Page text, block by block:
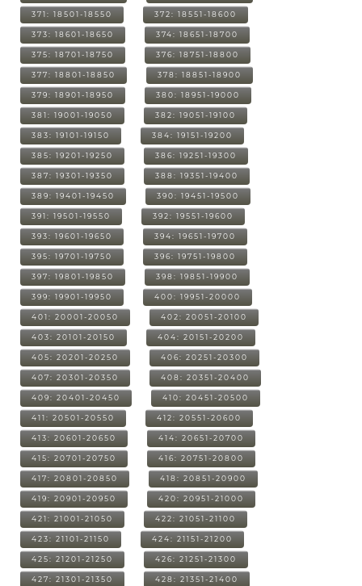
371: 18501-18550 372: 18551-18600
373: 18601-18650 374: 18651-18700
375: 18701-18750 376: 18751-18800
377: 18801-18850 378: 18851-18900
379: 18901-18950 380: 18951-19000
381: 19001-19050 382: 19051-19100
383: 19101-19150 384: 19151-19200
385: 19201-19250 386: 19251-19300
387: 19301-19350 388: 19351-19400
389: 19401-19450 390: 19451-19500
391: 19501-19550 392: 19551-19600
393: 19601-19650 394: 19651-19700
395: 19701-19750 396: 19751-19800
397: 19801-19850 398: 19851-19900
399: 19901-19950 400: 19951-20000
401: 20001-20050 402: 20051-20100
403: 20101-20150 404: 20151-20200
405: 20201-20250 406: 20251-20300
407: 20301-20350 408: 20351-20400
409: 20401-20450 410: 20451-20500
411: 20501-20550 412: 20551-20600
413: 20601-20650 414: 20651-20700
415: 20701-20750 416: 20751-20800
417: 20801-20850 418: 20851-20900
419: 20901-20950 420: 20951-21000
421: 21001-21050 422: 21051-21100
423: 21101-21150 424: 21151-21200
425: 21201-21250 426: 21251-21300
427: 21301-21350 428: 21351-21400